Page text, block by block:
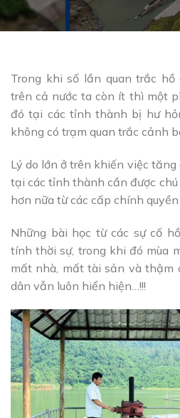
Trong khi số lần quan trắc
trên cả nước ta còn ít thì một
đó tại các tỉnh thành bị hư
không có trạm quan trắc cảnh
Lý do lớn ở trên khiến việc tăng
tại các tỉnh thành cần được
hơn nữa từ các cấp chính quyền
Những bài học từ các sự cố
tính thời sự, trong khi đó mùa
mất nhà, mất tài sản và thậm
dân vẫn luôn hiển hiện…!!!